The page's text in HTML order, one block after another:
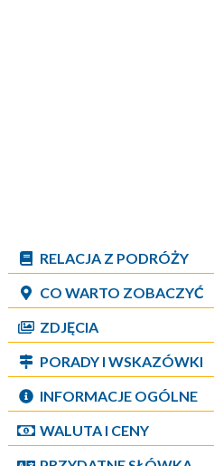
RELACJA Z PODRÓŻY
CO WARTO ZOBACZYĆ
ZDJĘCIA
PORADY I WSKAZÓWKI
INFORMACJE OGÓLNE
WALUTA I CENY